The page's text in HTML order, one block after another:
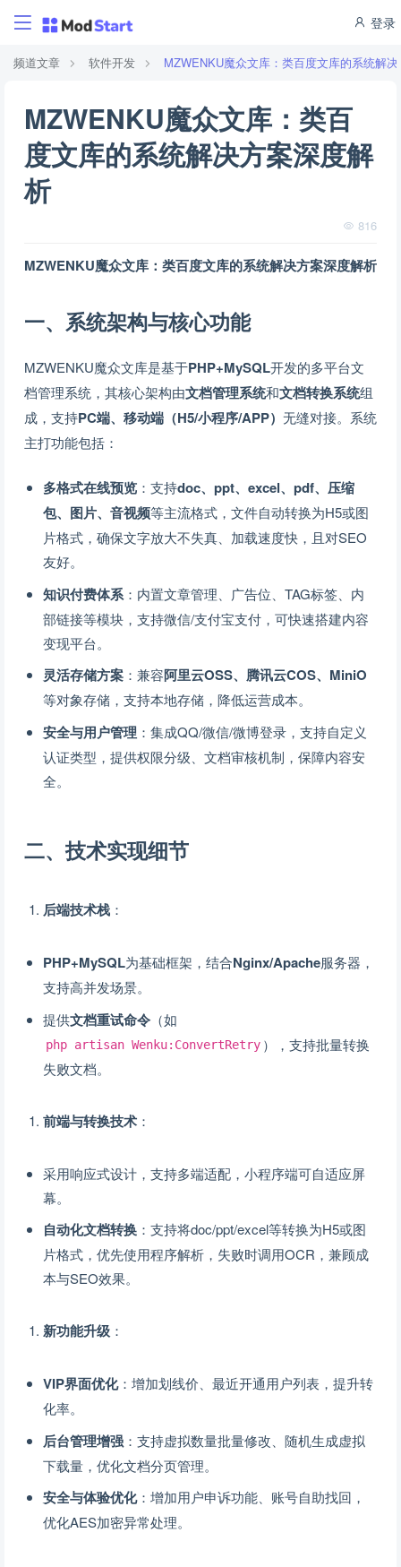
登录
频道文章 软件开发 MZWENKU魔众文库：类百度文库的系统解
MZWENKU魔众文库：类百
度文库的系统解决方案深度解
析
816
MZWENKU魔众文库：类百度文库的系统解决方案深度解析
一、系统架构与核心功能
MZWENKU魔众文库是基于PHP+MySQL开发的多平台文
档管理系统，其核心架构由文档管理系统和文档转换系统组
成，支持PC端、移动端（H5/小程序/APP） 无缝对接。系统
主打功能包括：
多格式在线预览 ：支持doc、ppt、excel、pdf、压缩
包、图片、音视频等主流格式，文件自动转换为H5或图
片格式，确保文字放大不失真、加载速度快，且对SEO
友好。
知识付费体系 ：内置文章管理、广告位、TAG标签、内
部链接等模块，支持微信/支付宝支付，可快速搭建内容
变现平台。
灵活存储方案 ：兼容阿里云OSS、腾讯云COS、MiniO
等对象存储，支持本地存储，降低运营成本。
安全与用户管理 ：集成QQ/微信/微博登录，支持自定义
认证类型，提供权限分级、文档审核机制，保障内容安
全。
二、技术实现细节
后端技术栈 ：
PHP+MySQL为基础框架，结合Nginx/Apache服务器，
支持高并发场景。
提供文档重试命令 （如
php artisan Wenku:ConvertRetry ），支持批量转换
失败文档。
前端与转换技术 ：
采用响应式设计，支持多端适配，小程序端可自适应屏
幕。
自动化文档转换 ：支持将doc/ppt/excel等转换为H5或图
片格式，优先使用程序解析，失败时调用OCR，兼顾成
本与SEO效果。
新功能升级 ：
VIP界面优化：增加划线价、最近开通用户列表，提升转
化率。
后台管理增强 ：支持虚拟数量批量修改、随机生成虚拟
下载量，优化文档分页管理。
安全与体验优化：增加用户申诉功能、账号自助找回，
优化AES加密异常处理。